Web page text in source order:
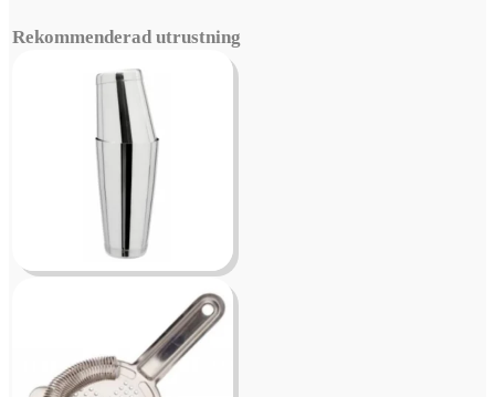
Rekommenderad utrustning